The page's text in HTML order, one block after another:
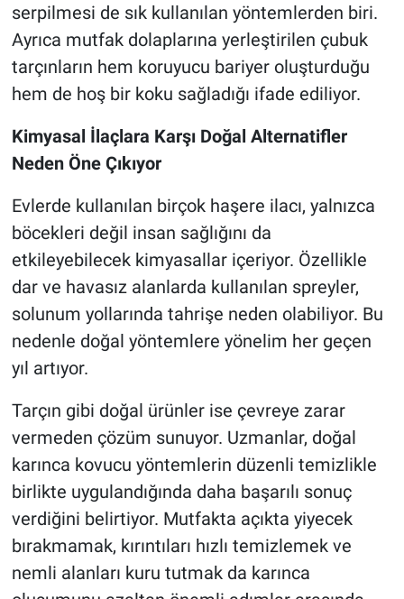
serpilmesi de sık kullanılan yöntemlerden biri.
Ayrıca mutfak dolaplarına yerleştirilen çubuk
tarçınların hem koruyucu bariyer oluşturduğu
hem de hoş bir koku sağladığı ifade ediliyor.
Kimyasal İlaçlara Karşı Doğal Alternatifler
Neden Öne Çıkıyor
Evlerde kullanılan birçok haşere ilacı, yalnızca
böcekleri değil insan sağlığını da
etkileyebilecek kimyasallar içeriyor. Özellikle
dar ve havasız alanlarda kullanılan spreyler,
solunum yollarında tahrişe neden olabiliyor. Bu
nedenle doğal yöntemlere yönelim her geçen
yıl artıyor.
Tarçın gibi doğal ürünler ise çevreye zarar
vermeden çözüm sunuyor. Uzmanlar, doğal
karınca kovucu yöntemlerin düzenli temizlikle
birlikte uygulandığında daha başarılı sonuç
verdiğini belirtiyor. Mutfakta açıkta yiyecek
bırakmamak, kırıntıları hızlı temizlemek ve
nemli alanları kuru tutmak da karınca